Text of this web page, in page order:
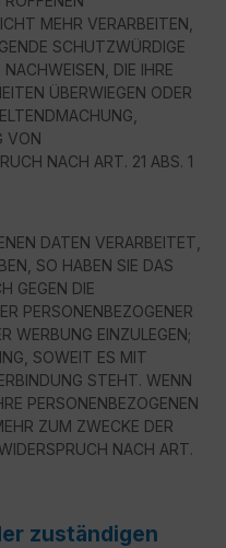
MEHR VERARBEITEN,
SCHUTZWÜRDIGE
DIE IHRE
ÜBERWIEGEN ODER
VON
NACH ART. 21 ABS. 1
DATEN VERARBEITET,
SO HABEN SIE DAS
GEGEN DIE
PERSONENBEZOGENER
WERBUNG EINZULEGEN;
SOWEIT ES MIT
STEHT. WENN
PERSONENBEZOGENEN
ZUM ZWECKE DER
NACH ART.
zuständigen